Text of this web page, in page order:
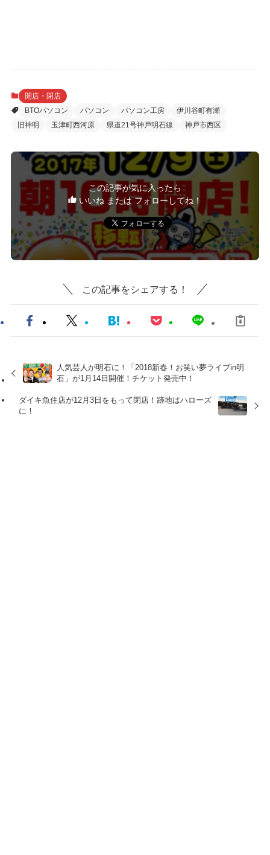
開店・閉店
BTOパソコン
パソコン パソコン工房
伊川谷町有瀬
旧神明
玉津町西河原 県道21号神戸明石線 神戸市西区
この記事が気に入ったら
いいね または フォローしてね！
この記事をシェアする！
人気芸人が明石に！「2018新春！お笑い夢ライブin明
石」が1月14日開催！チケット発売中！
ダイキ魚住店が12月3日をもって閉店！跡地はハローズ
に！